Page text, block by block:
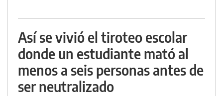
Así se vivió el tiroteo escolar
donde un estudiante mató al
menos a seis personas antes de
ser neutralizado